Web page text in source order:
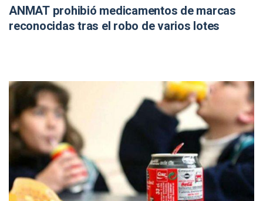
ANMAT prohibió medicamentos de marcas
reconocidas tras el robo de varios lotes